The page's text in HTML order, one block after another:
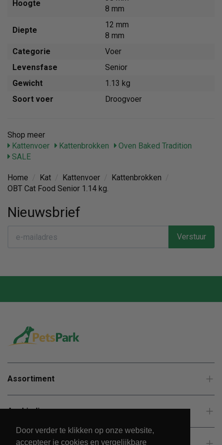
Door verder te klikken op onze website,
accepteer je cookies en vergelijkbare
Hoogte
8 mm
Diepte
12 mm
8 mm
Categorie
Voer
Levensfase
Senior
Gewicht
1.13 kg
Soort voer
Droogvoer
Shop meer
Kattenvoer
Kattenbrokken
Oven Baked Tradition
SALE
Home Kat Kattenvoer Kattenbrokken
OBT Cat Food Senior 1.14 kg.
Nieuwsbrief
Verstuur
Assortiment
Aanbiedingen